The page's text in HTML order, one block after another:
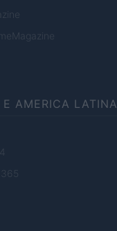
E AMERICA LATINA